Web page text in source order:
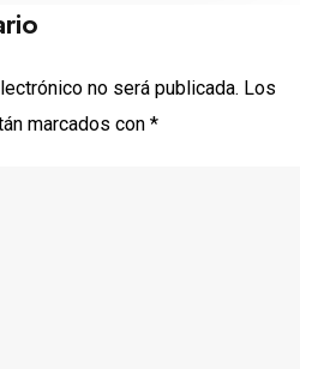
no será publicada. Los
marcados con *